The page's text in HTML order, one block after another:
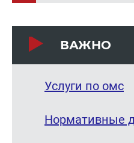
ВАЖНО
Услуги по омс
Нормативные